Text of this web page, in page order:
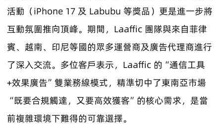
活動（iPhone 17 及 Labubu 等獎品）更是進一步將
互動氛圍推向頂峰。期間，Laaffic 團隊與來自菲律
賓、越南、印尼等國的眾多運營商及廣告代理商進行
了深入交流。多位客戶表示，Laaffic 的“通信工具
+效果廣告”雙業務線模式，精準切中了東南亞市場
“既要合規觸達，又要高效獲客”的核心需求，是當
前複雜環境下難得的可靠選擇。